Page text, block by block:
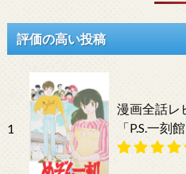
評価の高い投稿
1
漫画全話レ
「P.S.一刻